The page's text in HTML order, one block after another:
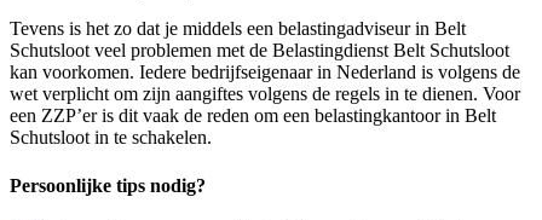
Tevens is het zo dat je middels een belastingadviseur in Belt
Schutsloot veel problemen met de Belastingdienst Belt Schutsloot
kan voorkomen. Iedere bedrijfseigenaar in Nederland is volgens de
wet verplicht om zijn aangiftes volgens de regels in te dienen. Voor
een ZZP’er is dit vaak de reden om een belastingkantoor in Belt
Schutsloot in te schakelen.
Persoonlijke tips nodig?